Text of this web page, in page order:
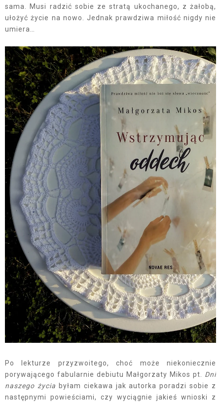
sama. Musi radzić sobie ze stratą ukochanego, z żałobą,
ułożyć życie na nowo. Jednak prawdziwa miłość nigdy nie
umiera…
Po lekturze przyzwoitego, choć może niekoniecznie
porywającego fabularnie debiutu Małgorzaty Mikos pt. Dni
naszego życia byłam ciekawa jak autorka poradzi sobie z
następnymi powieściami, czy wyciągnie jakieś wnioski z